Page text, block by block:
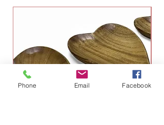
Phone Email Facebook